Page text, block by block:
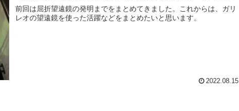
前回は屈折望遠鏡の発明までをまとめてきました。これからは、ガリ
レオの望遠鏡を使った活躍などをまとめたいと思います。
2022.08.15